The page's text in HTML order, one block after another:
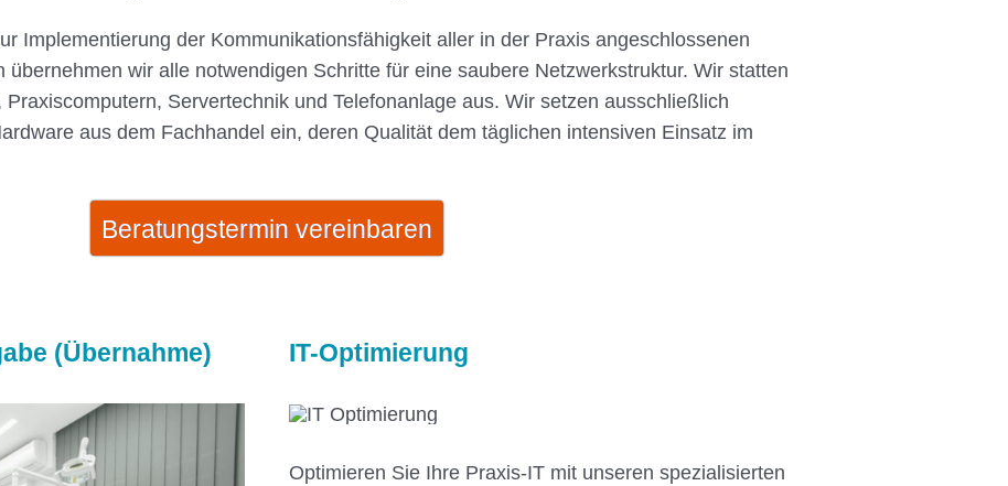
Implementierung der Kommunikationsfähigkeit aller in der Praxis angeschlossenen
übernehmen wir alle notwendigen Schritte für eine saubere Netzwerkstruktur. Wir statten
Servertechnik und Telefonanlage aus. Wir setzen ausschließlich
aus dem Fachhandel ein, deren Qualität dem täglichen intensiven Einsatz im
Beratungstermin vereinbaren
(Übernahme) IT-Optimierung
Optimieren Sie Ihre Praxis-IT mit unseren spezialisierten